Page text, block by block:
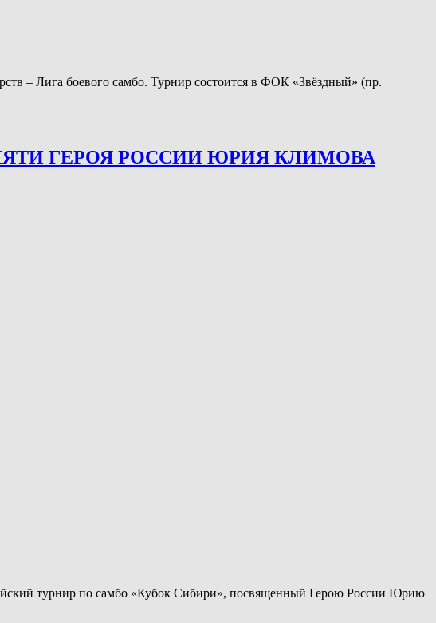
– Лига боевого самбо. Турнир состоится в ФОК «Звёздный» (пр.
ГЕРОЯ РОССИИ ЮРИЯ КЛИМОВА
турнир по самбо «Кубок Сибири», посвященный Герою России Юрию